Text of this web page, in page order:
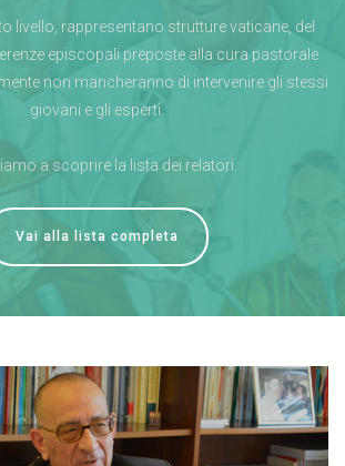
livello, rappresentano strutture vaticane, del
episcopali preposte alla cura pastorale
non mancheranno di intervenire gli stessi
giovani e gli esperti.
a scoprire la lista dei relatori.
Vai alla lista completa